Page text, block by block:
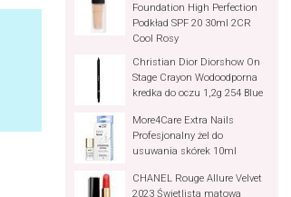
Foundation High Perfection
Podkład SPF 20 30ml 2CR
Cool Rosy
Christian Dior Diorshow On
Stage Crayon Wodoodporna
kredka do oczu 1,2g 254 Blue
More4Care Extra Nails
Profesjonalny żel do
usuwania skórek 10ml
CHANEL Rouge Allure Velvet
2023 Świetlista matowa